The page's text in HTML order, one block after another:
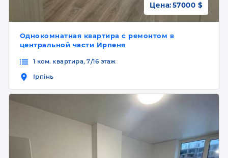
Однокомнатная квартира с ремонтом в
центральной части Ирпеня
Цена:57000 $
1 ком. квартира, 7/16 этаж
Ірпінь